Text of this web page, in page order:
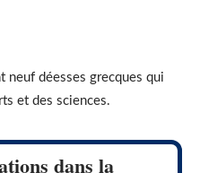
neuf déesses grecques qui
et des sciences.
dans la